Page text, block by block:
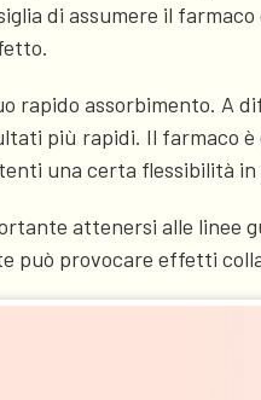
di assumere il
rapido assorbimento.
più rapidi. Il farmaco
una certa flessibilità
attenersi alle
può provocare effetti